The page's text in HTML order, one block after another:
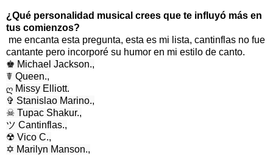
¿Qué personalidad musical crees que te influyó más en
tus comienzos?
me encanta esta pregunta, esta es mi lista, cantinflas no fue
cantante pero incorporé su humor en mi estilo de canto.
♚ Michael Jackson.,
☤ Queen.,
ღ Missy Elliott.
✞ Stanislao Marino.,
☠ Tupac Shakur.,
ツ Cantinflas.,
☢ Vico C.,
✡ Marilyn Manson.,